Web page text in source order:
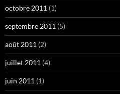
octobre 2011 (1)
septembre 2011 (5)
août 2011 (2)
juillet 2011 (4)
juin 2011 (1)